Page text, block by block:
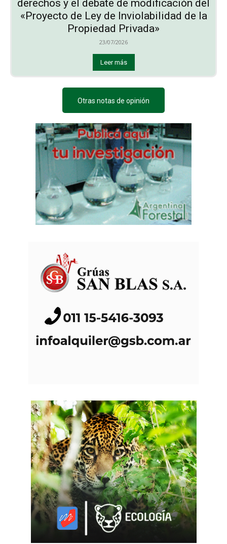
derechos y el debate de modificación del
«Proyecto de Ley de Inviolabilidad de la
Propiedad Privada»
23/07/2026
Leer más
Otras notas de opinión